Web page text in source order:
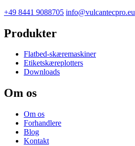
+49 8441 9088705 info@vulcantecpro.eu
Produkter
Flatbed-skæremaskiner
Etiketskæreplotters
Downloads
Om os
Om os
Forhandlere
Blog
Kontakt